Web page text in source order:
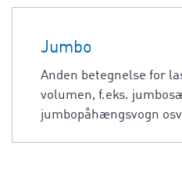
Jumbo
Anden betegnelse for
volumen, f.eks.
jumbopåhængsvogn